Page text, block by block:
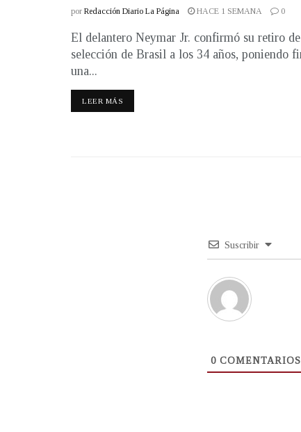
por Redacción Diario La Página HACE 1 SEMANA 0
El delantero Neymar Jr. confirmó su retiro
selección de Brasil a los 34 años, poniendo
una...
LEER MÁS
Suscribir
0 COMENTARIOS